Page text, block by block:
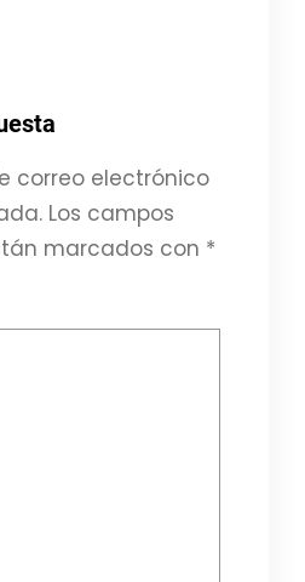
correo electrónico
Los campos
marcados con *